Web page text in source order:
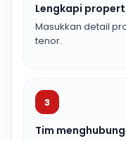
Lengkapi
Masukkan detail
tenor.
3
Tim